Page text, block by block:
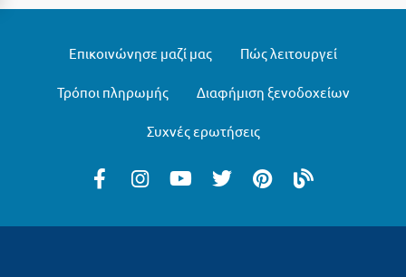
Ξυλόκαστρο
Ορεινή Αρκαδία
Επικοινώνησε μαζί μας Πώς λειτουργεί
Τρόποι πληρωμής Διαφήμιση ξενοδοχείων
Συχνές ερωτήσεις